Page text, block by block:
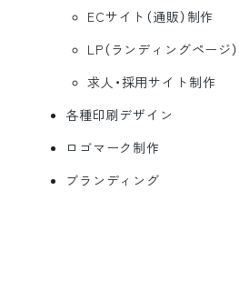
ECサイト（通販）制作
LP（ランディングページ
求人・採用サイト制作
各種印刷デザイン
ロゴマーク制作
ブランディング